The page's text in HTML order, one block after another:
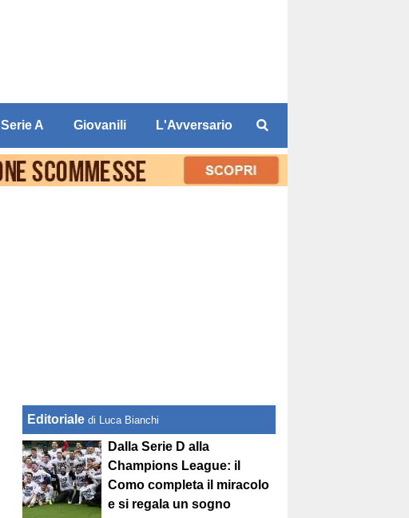
Serie A Giovanili L'Avversario
Editoriale di Luca Bianchi
Dalla Serie D alla
Champions League: il
Como completa il miracolo
e si regala un sogno